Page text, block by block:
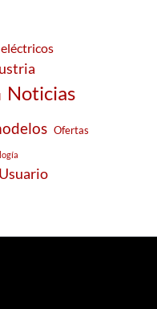
Noticias
Ofertas
Usuario